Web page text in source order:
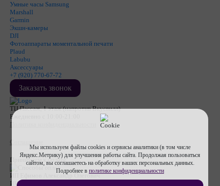
Умные часы Samsung
Marshall
Garmin
Экшн-камеры
DJI
Фотоаппараты моментальной печати
Plaud
Labubu
Аксессуары
+7 (920) 770-67-72
Заказать звонок
ТЦ Пассаж, 1 этаж (напротив Вкусвилл)
Ежедневно с 10:00-21:00
Политика конфиденциальности
Соглашение
Принимаем к оплате
ИП Ефимов Александр Олегович
ИНН
Мы используем файлы cookies и сервисы аналитики (в том числе
Яндекс.Метрику) для улучшения работы сайта. Продолжая пользоваться
сайтом, вы соглашаетесь на обработку ваших персональных данных.
Подробнее в политике конфиденциальности